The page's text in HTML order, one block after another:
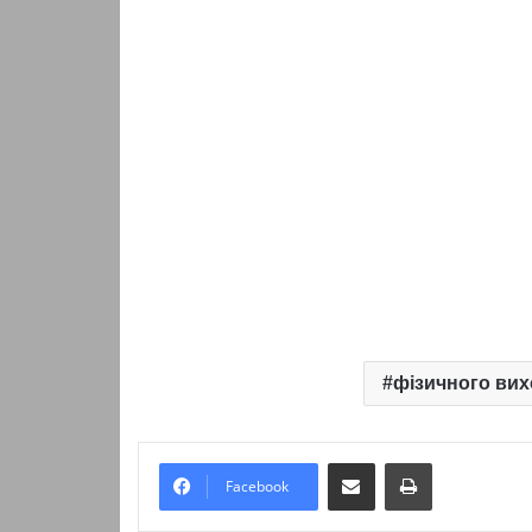
фізичного
Facebook
Надіслати електронною поштоюНадрукувати